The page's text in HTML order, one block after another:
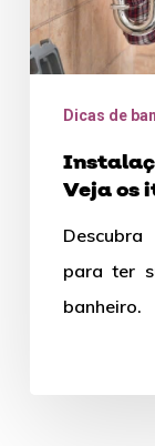
Dicas de
Veja os
para ter
banheiro.